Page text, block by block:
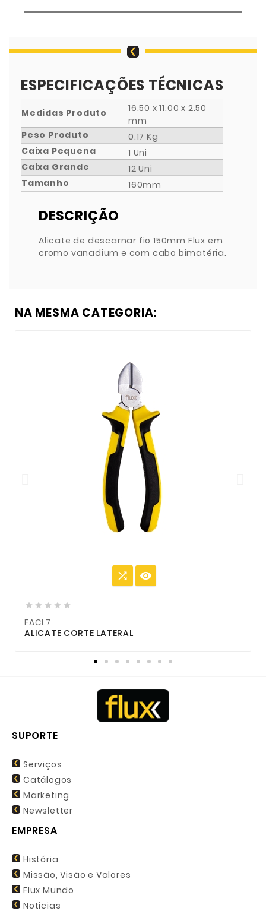
ESPECIFICAÇÕES TÉCNICAS
Medidas Produto
16.50 x 11.00 x 2.50
mm
Peso Produto
0.17 Kg
Caixa Pequena
1 Uni
Caixa Grande
12 Uni
Tamanho
160mm
DESCRIÇÃO
Alicate de descarnar fio 150mm Flux em
cromo vanadium e com cabo bimatéria.
NA MESMA CATEGORIA:
 
    
FACL7
ALICATE CORTE LATERAL
SUPORTE
Serviços
Catálogos
Marketing
Newsletter
EMPRESA
História
Missão, Visão e Valores
Flux Mundo
Noticias